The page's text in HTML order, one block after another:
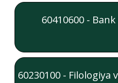
60410600 -
60230100 - Filologiya